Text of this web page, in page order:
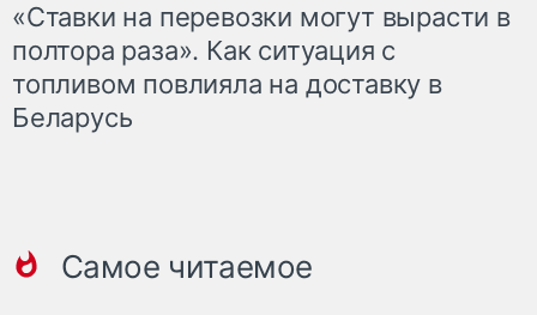
«Ставки на перевозки могут вырасти в
полтора раза». Как ситуация с
топливом повлияла на доставку в
Беларусь
Самое читаемое